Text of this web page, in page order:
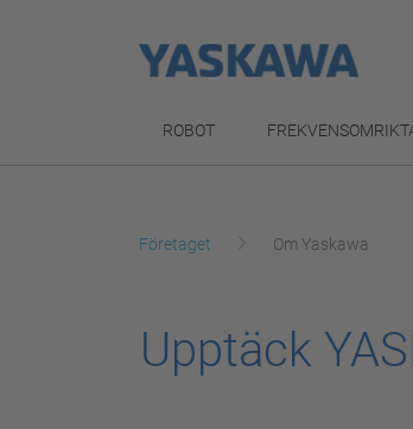
ROBOT
Företaget Om Yaskawa
Upptäck